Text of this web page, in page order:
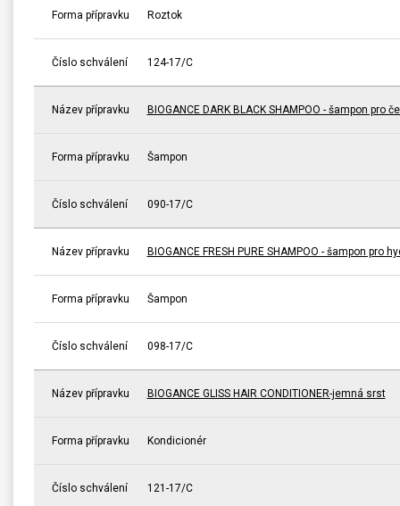
Forma přípravku Roztok
Číslo schválení 124-17/C
Název přípravku BIOGANCE DARK BLACK SHAMPOO - šampon pro
Forma přípravku Šampon
Číslo schválení 090-17/C
Název přípravku BIOGANCE FRESH PURE SHAMPOO - šampon pro
Forma přípravku Šampon
Číslo schválení 098-17/C
Název přípravku BIOGANCE GLISS HAIR CONDITIONER-jemná srst
Forma přípravku Kondicionér
Číslo schválení 121-17/C